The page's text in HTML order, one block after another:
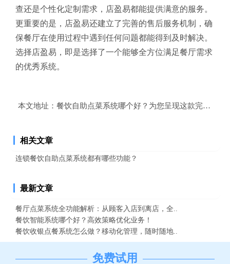
查还是个性化定制需求，店盈易都能提供满意的服务。
更重要的是，店盈易还建立了完善的售后服务机制，确
保餐厅在使用过程中遇到任何问题都能得到及时解决。
选择店盈易，即是选择了一个能够全方位满足餐厅需求
的优秀系统。
本文地址： 餐饮自助点菜系统哪个好？为您呈现这款完美选择
相关文章
连锁餐饮自助点菜系统都有哪些功能？
最新文章
餐厅点菜系统全功能解析：从顾客入店到离店，全..
餐饮智能系统哪个好？高效策略优化业务！
餐饮收银点餐系统怎么做？移动化管理，随时随地..
免费试用